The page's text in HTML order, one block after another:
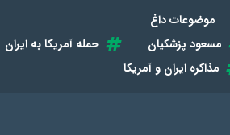
موضوعات داغ
مسعود پزشکیان حمله آمریکا به ایران
مذاکره ایران و آمریکا